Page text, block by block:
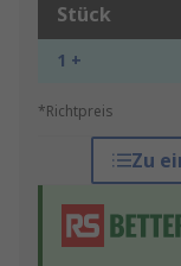
Stück
1 +
*Richtpreis
Zu